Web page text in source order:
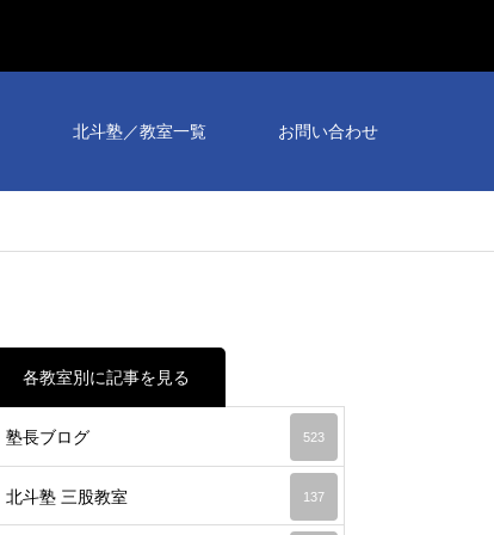
北斗塾／教室一覧 お問い合わせ
各教室別に記事を見る
塾長ブログ 523
北斗塾 三股教室 137